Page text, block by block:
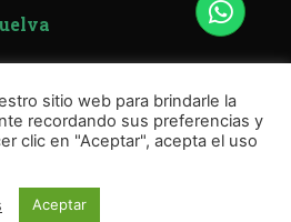
–Aviso Legal
por
sitio web para brindarle la
recordando sus preferencias y
clic en "Aceptar", acepta el uso
Aceptar